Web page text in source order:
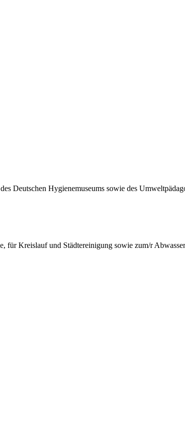
Deutschen Hygienemuseums sowie des
für Kreislauf und Städtereinigung sowie zum/r